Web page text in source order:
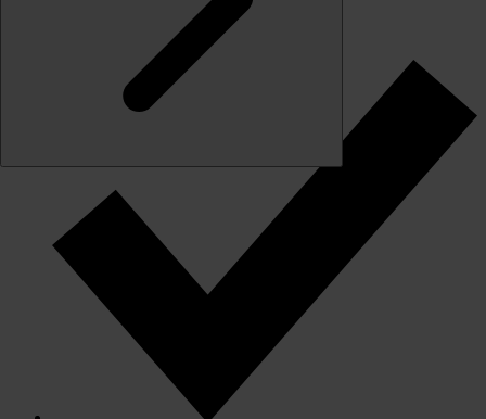
Originele merkglazen op sterkte